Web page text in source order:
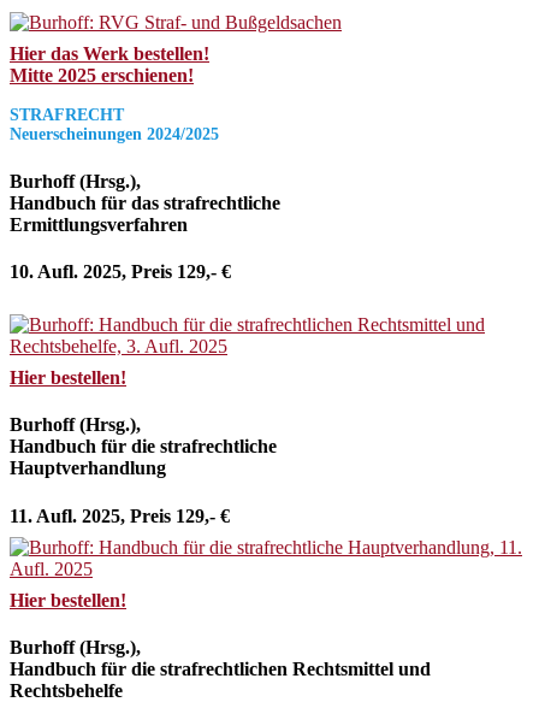
Hier das Werk bestellen!
Mitte 2025 erschienen!
STRAFRECHT
Neuerscheinungen 2024/2025
Burhoff (Hrsg.),
Handbuch für das strafrechtliche
Ermittlungsverfahren
10. Aufl. 2025, Preis 129,- €
Hier bestellen!
Burhoff (Hrsg.),
Handbuch für die strafrechtliche
Hauptverhandlung
11. Aufl. 2025, Preis 129,- €
Hier bestellen!
Burhoff (Hrsg.),
Handbuch für die strafrechtlichen Rechtsmittel und
Rechtsbehelfe